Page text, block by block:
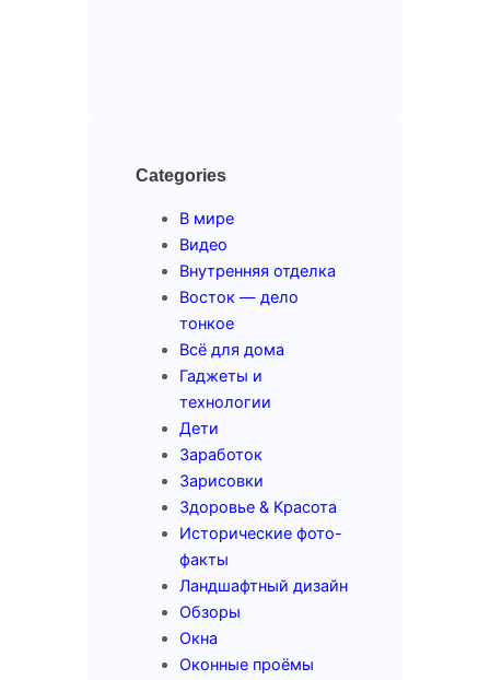
Categories
В мире
Видео
Внутренняя отделка
Восток — дело
тонкое
Всё для дома
Гаджеты и
технологии
Дети
Заработок
Зарисовки
Здоровье & Красота
Исторические фото-
факты
Ландшафтный дизайн
Обзоры
Окна
Оконные проёмы